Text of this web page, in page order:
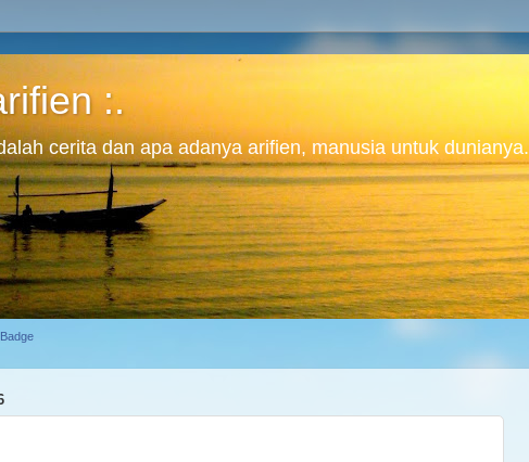
:.
cerita dan apa adanya arifien, manusia untuk dunianya.